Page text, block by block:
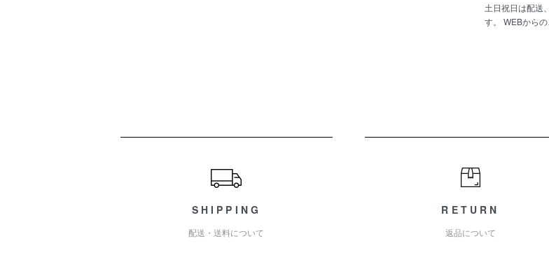
土日祝日は配送
す。 WEBから
SHIPPING
配送・送料について
RETURN
返品について